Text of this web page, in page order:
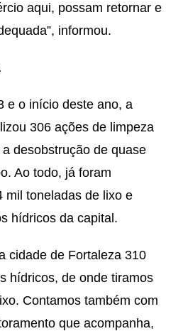
aqui, possam retornar e
informou.
e o início deste ano, a
306 ações de limpeza
desobstrução de quase
Ao todo, já foram
mil toneladas de lixo e
hídricos da capital.
cidade de Fortaleza 310
hídricos, de onde tiramos
Contamos também com
que acompanha,